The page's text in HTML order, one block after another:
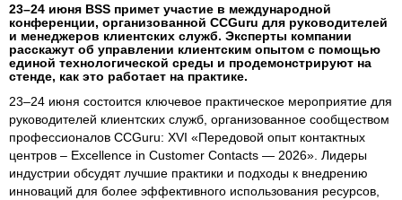
23–24 июня BSS примет участие в международной
конференции, организованной CCGuru для руководителей
и менеджеров клиентских служб. Эксперты компании
расскажут об управлении клиентским опытом с помощью
единой технологической среды и продемонстрируют на
стенде, как это работает на практике.
23–24 июня состоится ключевое практическое мероприятие для
руководителей клиентских служб, организованное сообществом
профессионалов CCGuru: XVI «Передовой опыт контактных
центров – Excellence in Customer Contacts — 2026». Лидеры
индустрии обсудят лучшие практики и подходы к внедрению
инноваций для более эффективного использования ресурсов,